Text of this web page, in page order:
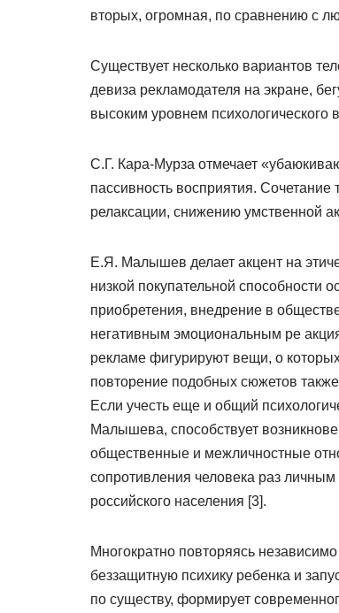
вторых, огромная, по сравнению с
Существует несколько вариантов
девиза рекламодателя на экране,
высоким уровнем психологического
С.Г. Кара-Мурза отмечает
пассивность восприятия.
релаксации, снижению умственной
Е.Я. Малышев делает акцент на
низкой покупательной способности
приобретения, внедрение в
негативным эмоциональным ре
рекламе фигурируют вещи, о
повторение подобных сюжетов
Если учесть еще и общий
Малышева, способствует
общественные и межличностные
сопротивления человека раз
российского населения [3].
Многократно повторяясь
беззащитную психику ребенка и
по существу, формирует